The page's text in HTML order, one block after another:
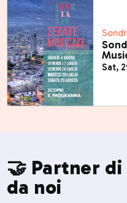
Sat,
🤝 Partner
da noi